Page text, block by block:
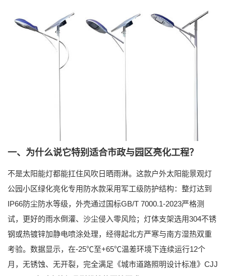
一、为什么说它特别适合市政与园区亮化工程？
不是太阳能灯都能扛住风吹日晒雨淋。这款户外太阳能景观灯
公园小区绿化亮化专用防水款采用军工级防护结构：整灯达到
IP66防尘防水等级，外壳通过国标GB/T 7000.1-2023严格测
试，更好的雨水倒灌、沙尘侵入零风险；灯体支架选用304不锈
钢或热镀锌加静电喷涂处理，经得起北方严寒与南方湿热双重
考验。数据显示，在-25℃至+65℃温差环境下连续运行12个
月，无锈蚀、无开裂，完全满足《城市道路照明设计标准》CJJ